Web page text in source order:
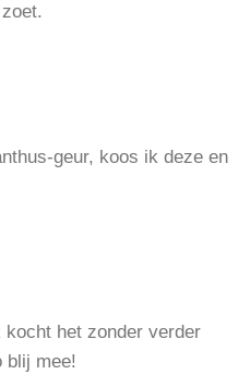
geur, koos ik deze en
het zonder verder
blij mee!